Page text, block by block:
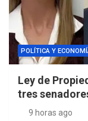
POLÍTICA Y
Ley de
tres
9 horas ago